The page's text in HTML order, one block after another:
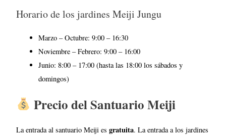
Horario de los jardines Meiji Jungu
Marzo – Octubre: 9:00 – 16:30
Noviembre – Febrero: 9:00 – 16:00
Junio: 8:00 – 17:00 (hasta las 18:00 los sábados y
domingos)
Precio del Santuario Meiji
La entrada al santuario Meiji esgratuita. La entrada a los jardines